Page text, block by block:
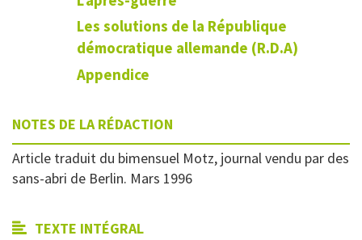
Les solutions de la République
démocratique allemande (R.D.A)
Appendice
NOTES DE LA RÉDACTION
Article traduit du bimensuel Motz, journal vendu par des
sans-abri de Berlin. Mars 1996
TEXTE INTÉGRAL